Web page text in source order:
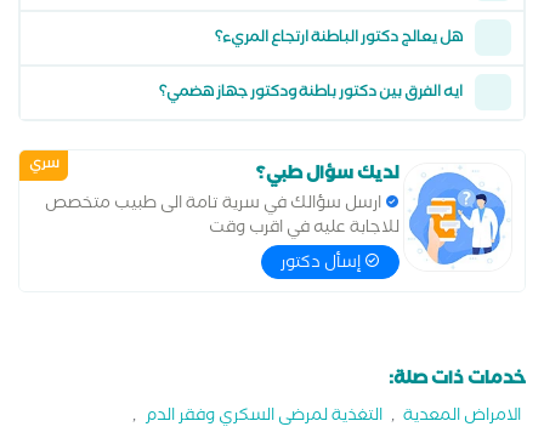
هل يعالج دكتور الباطنة ارتجاع المريء؟
ايه الفرق بين دكتور باطنة ودكتور جهاز هضمي؟
سري لديك سؤال طبي؟
ارسل سؤالك في سرية تامة الى طبيب متخصص
للاجابة عليه في اقرب وقت
إسأل دكتور
خدمات ذات صلة:
الامراض المعدية , التغذية لمرضى السكري وفقر الدم ,